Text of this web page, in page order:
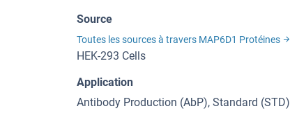
Source
Toutes les sources à travers MAP6D1 Protéines
HEK-293 Cells
Application
Antibody Production (AbP), Standard (STD)